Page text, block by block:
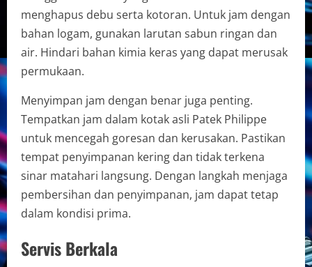
menghapus debu serta kotoran. Untuk jam dengan
bahan logam, gunakan larutan sabun ringan dan
air. Hindari bahan kimia keras yang dapat merusak
permukaan.
Menyimpan jam dengan benar juga penting.
Tempatkan jam dalam kotak asli Patek Philippe
untuk mencegah goresan dan kerusakan. Pastikan
tempat penyimpanan kering dan tidak terkena
sinar matahari langsung. Dengan langkah menjaga
pembersihan dan penyimpanan, jam dapat tetap
dalam kondisi prima.
Servis Berkala